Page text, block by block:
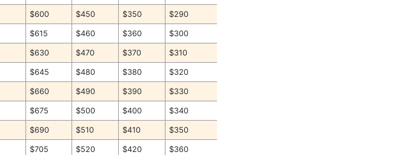
$600 $450 $350 $290
$615 $460 $360 $300
$630 $470 $370 $310
$645 $480 $380 $320
$660 $490 $390 $330
$675 $500 $400 $340
$690 $510 $410 $350
$705 $520 $420 $360